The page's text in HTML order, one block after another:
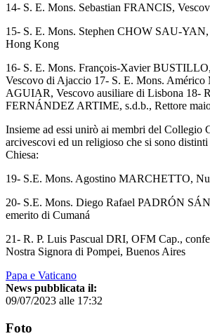
14- S. E. Mons. Sebastian FRANCIS,
15- S. E. Mons. Stephen CHOW SAU-YAN,
Hong Kong
16- S. E. Mons. François-Xavier
Vescovo di Ajaccio 17- S. E. Mons.
AGUIAR, Vescovo ausiliare di Lisbona 18-
FERNÁNDEZ ARTIME, s.d.b., Rettore
Insieme ad essi unirò ai membri del Collegio
arcivescovi ed un religioso che si sono
Chiesa:
19- S.E. Mons. Agostino MARCHETTO,
20- S.E. Mons. Diego Rafael PADRÓN
emerito di Cumaná
21- R. P. Luis Pascual DRI, OFM Cap.,
Nostra Signora di Pompei, Buenos Aires
Papa e Vaticano
News pubblicata il:
09/07/2023 alle 17:32
Foto